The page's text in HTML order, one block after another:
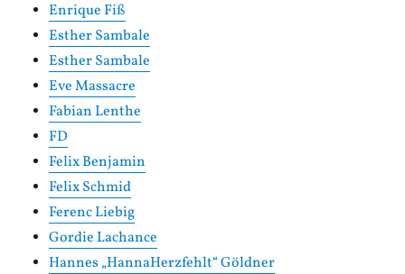
Enrique Fiß
Esther Sambale
Esther Sambale
Eve Massacre
Fabian Lenthe
FD
Felix Benjamin
Felix Schmid
Ferenc Liebig
Gordie Lachance
Hannes „HannaHerzfehlt“ Göldner